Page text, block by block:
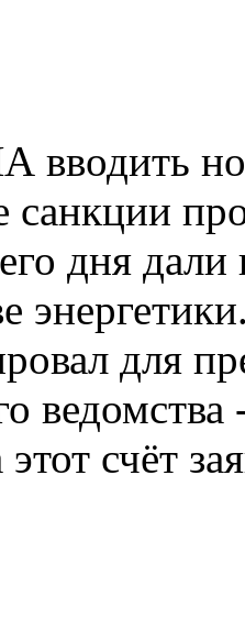
вводить
дня
для
счёт